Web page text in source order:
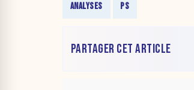
ANALYSES PS
PARTAGER CET ARTICLE